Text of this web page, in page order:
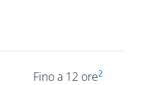
Fino a 12 ore2